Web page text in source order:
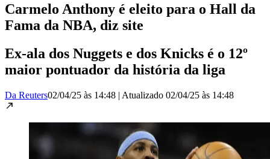
Carmelo Anthony é eleito para o Hall da
Fama da NBA, diz site
Ex-ala dos Nuggets e dos Knicks é o 12º
maior pontuador da história da liga
Da Reuters02/04/25 às 14:48 | Atualizado 02/04/25 às 14:48